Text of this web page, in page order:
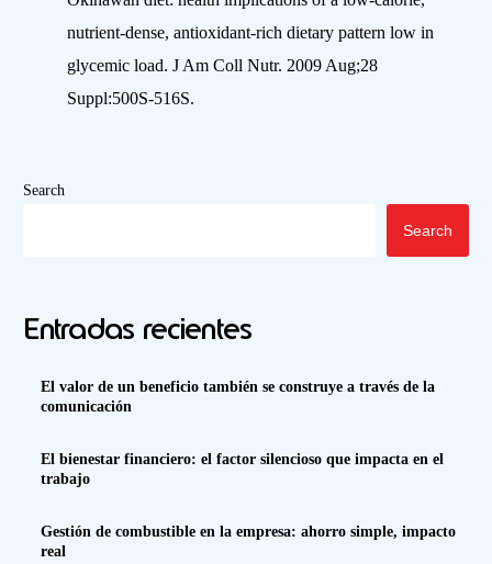
nutrient-dense, antioxidant-rich dietary pattern low in
glycemic load. J Am Coll Nutr. 2009 Aug;28
Suppl:500S-516S.
Search
Search
Entradas recientes
El valor de un beneficio también se construye a través de la
comunicación
El bienestar financiero: el factor silencioso que impacta en el
trabajo
Gestión de combustible en la empresa: ahorro simple, impacto
real